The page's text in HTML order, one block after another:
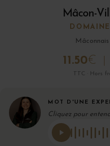
Mâcon-
Mâconnais
11.50€
TTC · Hors
MOT D'UNE
Cliquez pour